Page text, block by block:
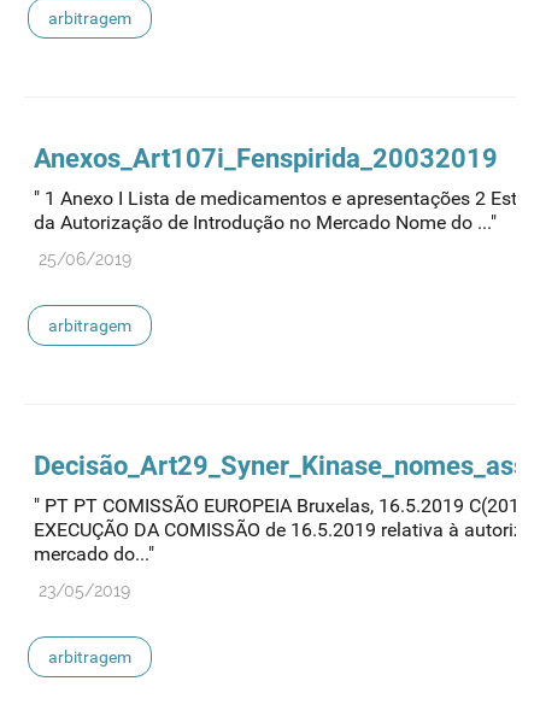
arbitragem
Anexos_Art107i_Fenspirida_20032019
" 1 Anexo I Lista de medicamentos e apresentações 2
da Autorização de Introdução no Mercado Nome do ..."
25/06/2019
arbitragem
" PT PT COMISSÃO EUROPEIA Bruxelas, 16.5.2019
EXECUÇÃO DA COMISSÃO de 16.5.2019 relativa à
mercado do..."
23/05/2019
arbitragem